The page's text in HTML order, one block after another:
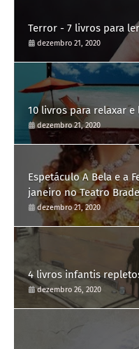
Terror - 7 livros para
dezembro 21, 2020
10 livros para relaxar
dezembro 21, 2020
Espetáculo A Bela e a
janeiro no Teatro
dezembro 21, 2020
4 livros infantis
dezembro 26, 2020